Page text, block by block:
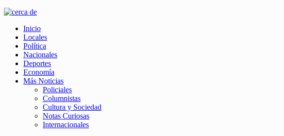
Inicio
Locales
Política
Nacionales
Deportes
Economía
Más Noticias
Policiales
Columnistas
Cultura y Sociedad
Notas Curiosas
Internacionales